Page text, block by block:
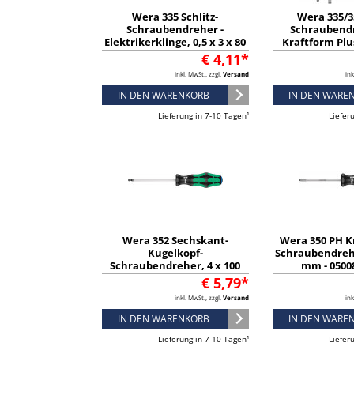
Wera 335 Schlitz-
Schraubendreher -
Elektrikerklinge, 0,5 x 3 x 80
mm - 05110001001€ 4,11*
inkl. MwSt., zzgl. Versand
IN DEN WARENKORB
Lieferung in 7-10 Tagen¹
Wera 335/
Kraftform
Rack, 6-teilig -
IN DEN
Wera 352 Sechskant-
Kugelkopf-
Schraubendreher, 4 x 100
mm - 05022810001€ 5,79*
inkl. MwSt., zzgl. Versand
IN DEN WARENKORB
Lieferung in 7-10 Tagen¹
Wera 350 PH
mm -
IN DEN